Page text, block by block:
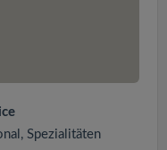
Spezialitäten